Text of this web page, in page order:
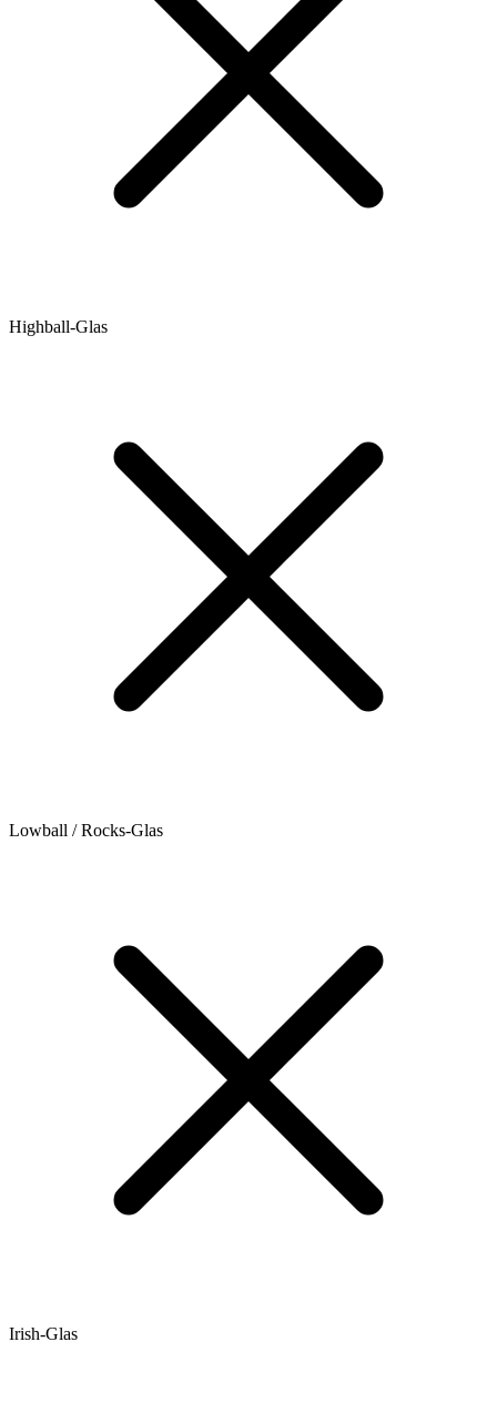
Highball-Glas
Lowball / Rocks-Glas
Irish-Glas